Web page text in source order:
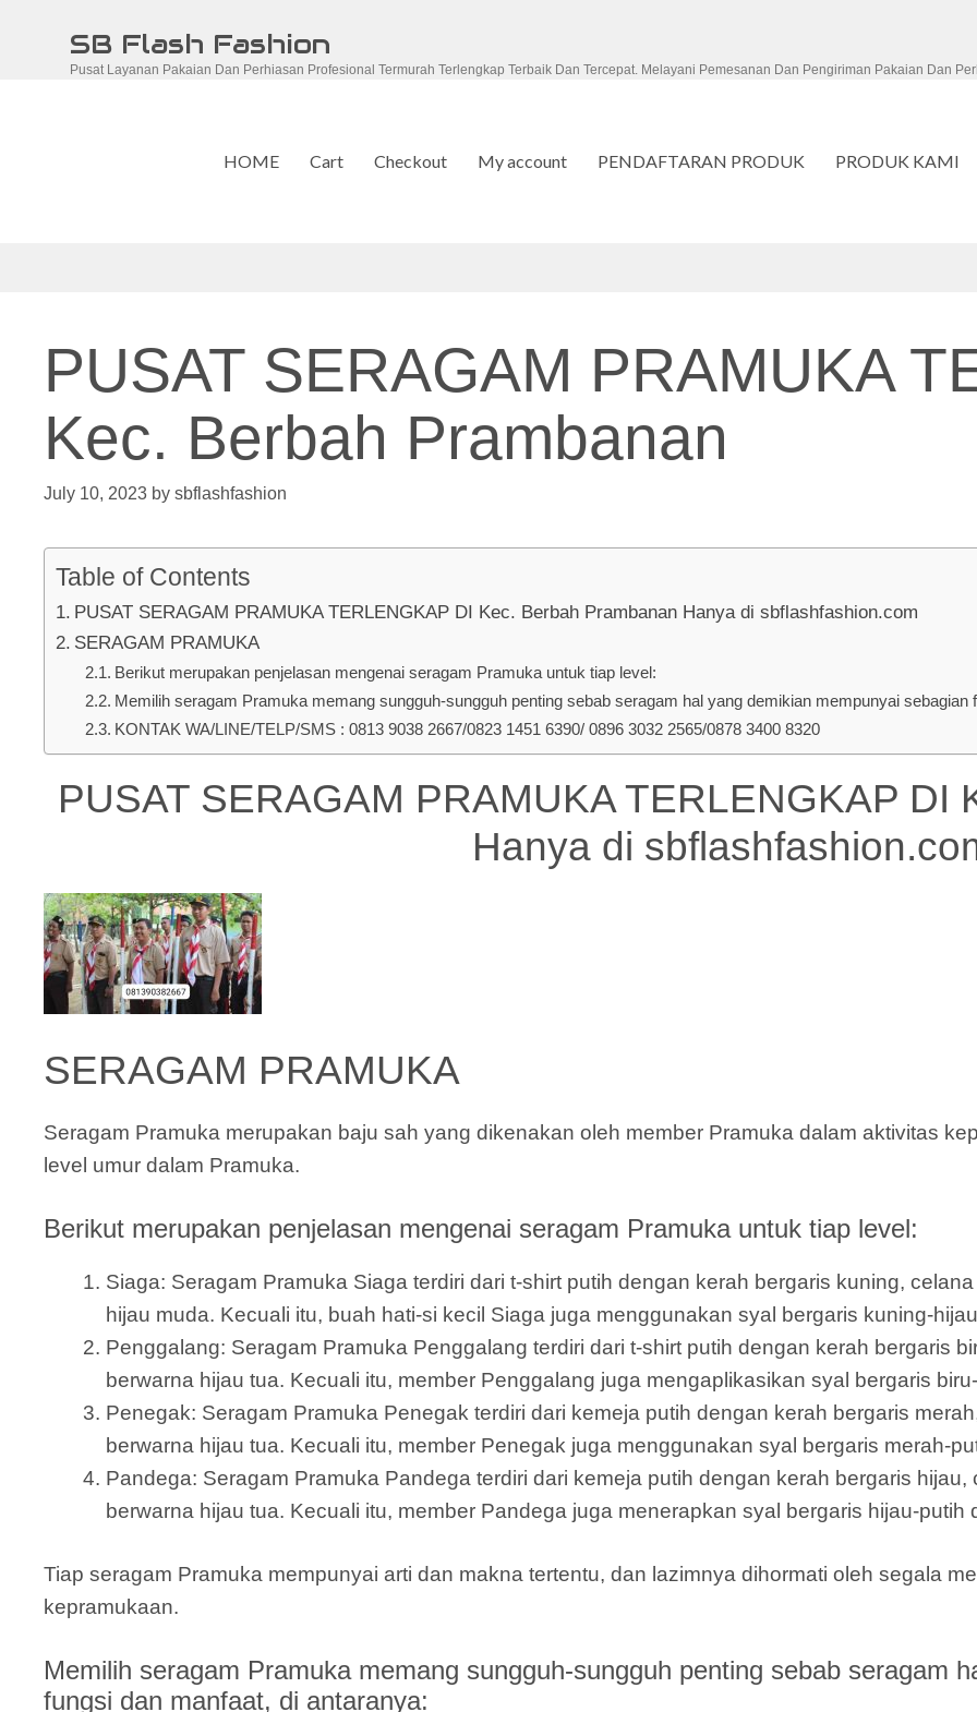
SB Flash Fashion
Pusat Layanan Pakaian Dan Perhiasan Profesional Termurah Terlengkap Terbaik Dan Tercepat. Melayani Pemesanan Dan Pengiriman Pakaian Dan
HOME Cart Checkout My account PENDAFTARAN PRODUK PRODUK KAMI
PUSAT SERAGAM PRAMUKA
Kec. Berbah Prambanan
July 10, 2023 by sbflashfashion
Table of Contents
PUSAT SERAGAM PRAMUKA TERLENGKAP DI Kec. Berbah Prambanan Hanya di sbflashfashion.com
SERAGAM PRAMUKA
Berikut merupakan penjelasan mengenai seragam Pramuka untuk tiap level:
Memilih seragam Pramuka memang sungguh-sungguh penting sebab seragam hal yang demikian mempunyai sebagian
KONTAK WA/LINE/TELP/SMS : 0813 9038 2667/0823 1451 6390/ 0896 3032 2565/0878 3400 8320
PUSAT SERAGAM PRAMUKA TERLENGKAP DI
Hanya di
SERAGAM PRAMUKA
Seragam Pramuka merupakan baju sah yang dikenakan oleh member Pramuka dalam aktivitas
level umur dalam Pramuka.
Berikut merupakan penjelasan mengenai seragam Pramuka untuk tiap level:
Siaga: Seragam Pramuka Siaga terdiri dari t-shirt putih dengan kerah bergaris kuning,
hijau muda. Kecuali itu, buah hati-si kecil Siaga juga menggunakan syal bergaris kuning-
Penggalang: Seragam Pramuka Penggalang terdiri dari t-shirt putih dengan kerah bergaris
berwarna hijau tua. Kecuali itu, member Penggalang juga mengaplikasikan syal bergaris
Penegak: Seragam Pramuka Penegak terdiri dari kemeja putih dengan kerah bergaris
berwarna hijau tua. Kecuali itu, member Penegak juga menggunakan syal bergaris merah-
Pandega: Seragam Pramuka Pandega terdiri dari kemeja putih dengan kerah bergaris
berwarna hijau tua. Kecuali itu, member Pandega juga menerapkan syal bergaris hijau-putih
Tiap seragam Pramuka mempunyai arti dan makna tertentu, dan lazimnya dihormati oleh segala
kepramukaan.
Memilih seragam Pramuka memang sungguh-sungguh penting sebab seragam
fungsi dan manfaat, di antaranya: